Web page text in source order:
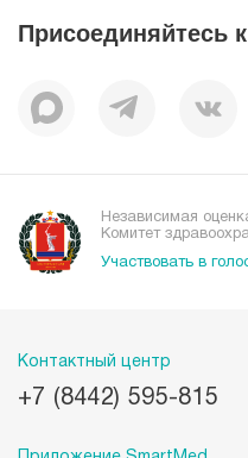
Пациентам
Присоединяйтесь
Независимая
Комитет
Участвовать в
Контактный центр
+7 (8442) 595-815